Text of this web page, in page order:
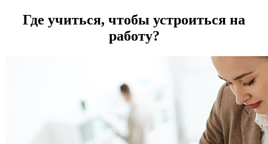
Где учиться, чтобы устроиться на
работу?